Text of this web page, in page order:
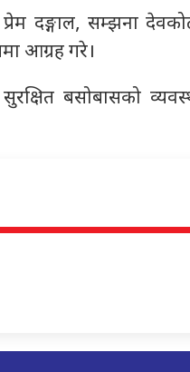
दङ्गाल, सम्झना
आग्रह गरे।
बसोबासको